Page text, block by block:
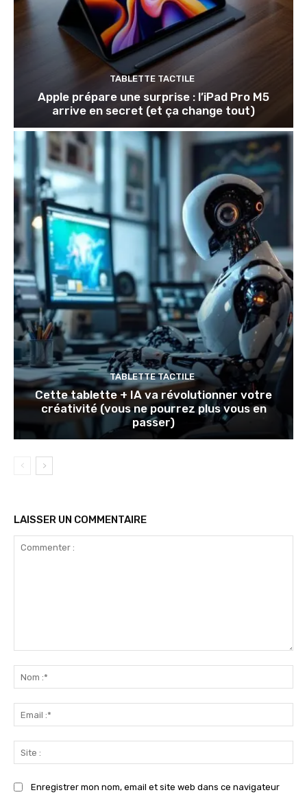
TABLETTE TACTILE
Apple prépare une surprise : l’iPad Pro M5
arrive en secret (et ça change tout)
TABLETTE TACTILE
Cette tablette + IA va révolutionner votre
créativité (vous ne pourrez plus vous en
passer)
LAISSER UN COMMENTAIRE
:*
:*
:
Enregistrer mon nom, email et site web dans ce navigateur